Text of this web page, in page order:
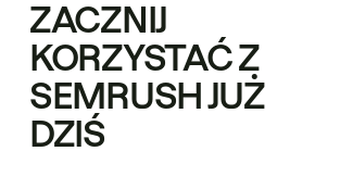
ZACZNIJ
KORZYSTAĆ Z
SEMRUSH JUŻ
DZIŚ